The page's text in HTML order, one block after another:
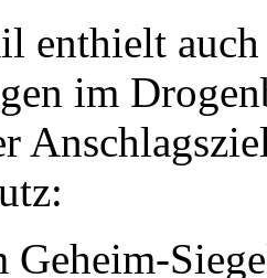
enthielt
im
Geheim-